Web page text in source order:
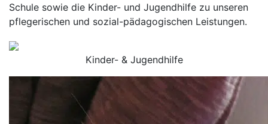
Schule sowie die Kinder- und Jugendhilfe zu unseren
pflegerischen und sozial-pädagogischen Leistungen.
Kinder- & Jugendhilfe